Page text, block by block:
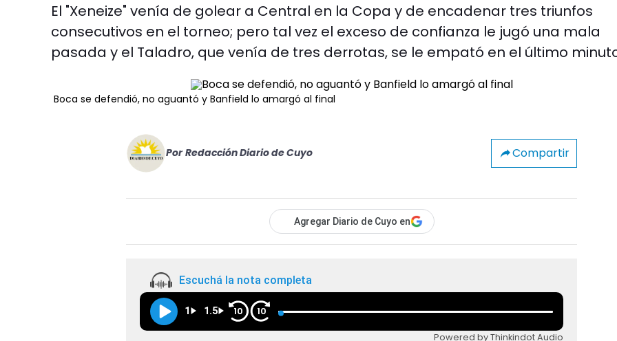
El "Xeneize" venía de golear a Central en la Copa y de encadenar tres triunfos
consecutivos en el torneo; pero tal vez el exceso de confianza le jugó una mala
pasada y el Taladro, que venía de tres derrotas, se le empató en el último
Boca se defendió, no aguantó y Banfield lo amargó al final
Por Redacción Diario de Cuyo Compartir
Agregar Diario de Cuyo en
Escuchá la nota completa
1 1.5 10 10
Powered by Thinkindot Audio